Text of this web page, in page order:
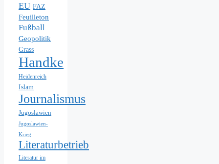
EU FAZ
Feuilleton
Fußball
Geopolitik
Grass
Handke
Heidenreich
Islam
Journalismus
Jugoslawien
Jugoslawien-
Krieg
Literaturbetrieb
Literatur im